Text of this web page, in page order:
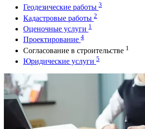
Геодезические работы 3
Кадастровые работы 2
Оценочные услуги 1
Проектирование 4
Согласование в строительстве 1
Юридические услуги 5